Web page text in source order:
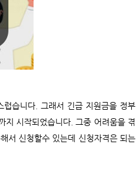
럽습니다. 그래서 긴급 지원금을 정부
시작되었습니다. 그중 어려움을 겪
서 신청할수 있는데 신청자격은 되는